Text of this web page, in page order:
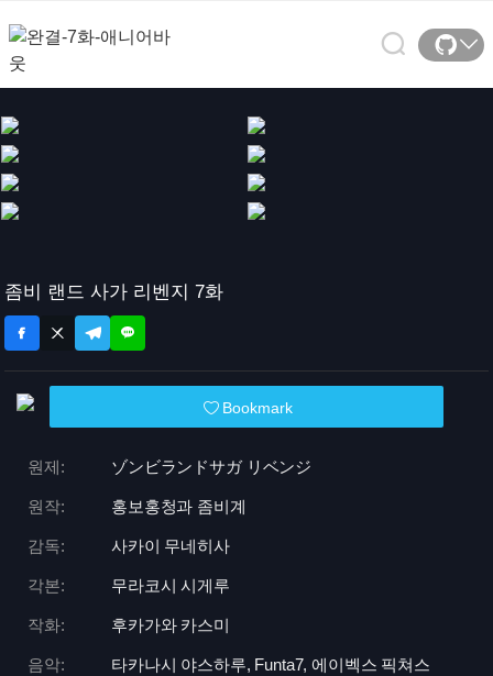
좀비 랜드 사가 리벤지 7화
Bookmark
원제: ゾンビランドサガ リベンジ
원작: 홍보홍청과 좀비계
감독: 사카이 무네히사
각본: 무라코시 시게루
작화: 후카가와 카스미
음악: 타카나시 야스하루, Funta7, 에이벡스 픽쳐스